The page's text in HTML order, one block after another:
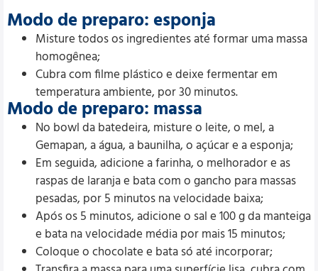
Modo de preparo: esponja
Misture todos os ingredientes até formar uma massa
homogênea;
Cubra com filme plástico e deixe fermentar em
temperatura ambiente, por 30 minutos.
Modo de preparo: massa
No bowl da batedeira, misture o leite, o mel, a
Gemapan, a água, a baunilha, o açúcar e a esponja;
Em seguida, adicione a farinha, o melhorador e as
raspas de laranja e bata com o gancho para massas
pesadas, por 5 minutos na velocidade baixa;
Após os 5 minutos, adicione o sal e 100 g da manteiga
e bata na velocidade média por mais 15 minutos;
Coloque o chocolate e bata só até incorporar;